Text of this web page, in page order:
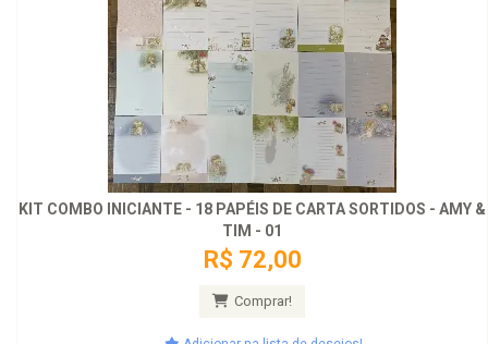
KIT COMBO INICIANTE - 18 PAPÉIS DE CARTA SORTIDOS - AMY &
TIM - 01
R$ 72,00
Comprar!